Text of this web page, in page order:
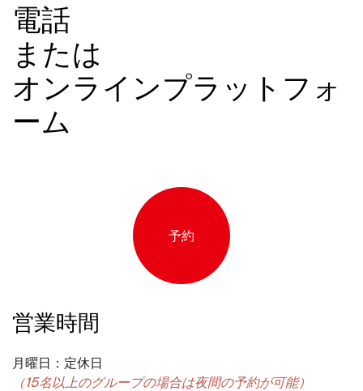
電話
または
オンラインプラットフォ
ーム
予約
営業時間
月曜日：定休日
（15名以上のグループの場合は夜間の予約が可能）